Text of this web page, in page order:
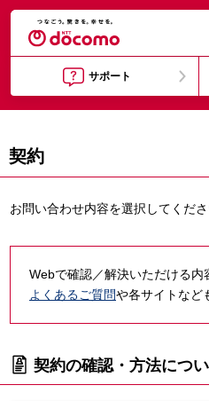
サポート
契約
お問い合わせ内容を選択してくださ
Webで確認／解決いただける内
よくあるご質問や各サイトなど
契約の確認・方法につ